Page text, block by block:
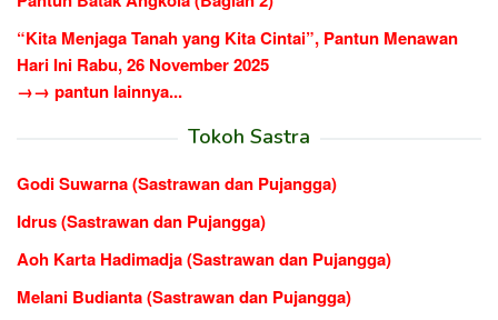
“Kita Menjaga Tanah yang Kita Cintai”, Pantun Menawan
Hari Ini Rabu, 26 November 2025
→→ pantun lainnya...
Tokoh Sastra
Godi Suwarna (Sastrawan dan Pujangga)
Idrus (Sastrawan dan Pujangga)
Aoh Karta Hadimadja (Sastrawan dan Pujangga)
Melani Budianta (Sastrawan dan Pujangga)